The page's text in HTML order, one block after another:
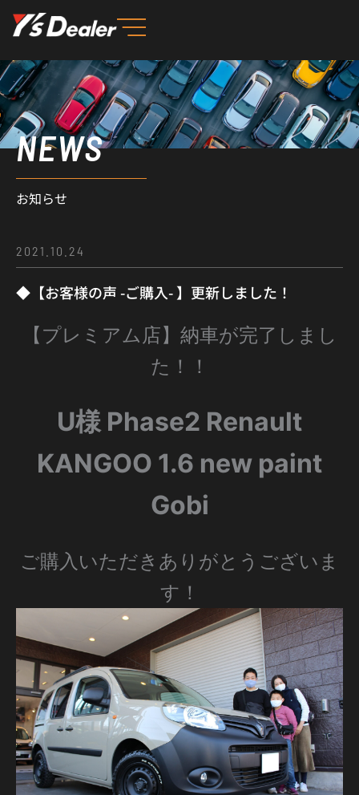
を
ス
キ
ッ
プ NEWS
お知らせ
2021.10.24
◆【お客様の声 -ご購入- 】更新しました！
【プレミアム店】納車が完了しまし
た！！
U様 Phase2 Renault
KANGOO 1.6 new paint
Gobi
ご購入いただきありがとうございま
す！